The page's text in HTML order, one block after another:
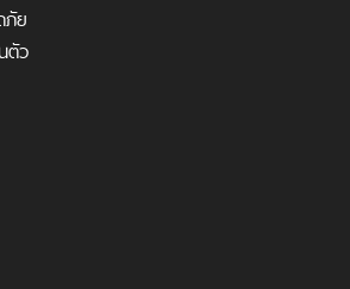
ภัย
ตัว